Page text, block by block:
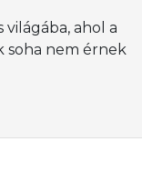
ahol a
soha nem érnek